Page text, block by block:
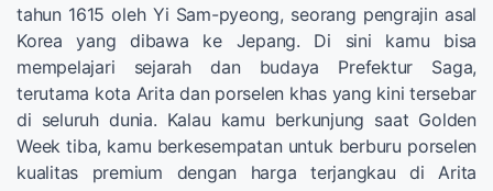
tahun 1615 oleh Yi Sam-pyeong, seorang pengrajin asal
Korea yang dibawa ke Jepang. Di sini kamu bisa
mempelajari sejarah dan budaya Prefektur Saga,
terutama kota Arita dan porselen khas yang kini tersebar
di seluruh dunia. Kalau kamu berkunjung saat Golden
Week tiba, kamu berkesempatan untuk berburu porselen
kualitas premium dengan harga terjangkau di Arita